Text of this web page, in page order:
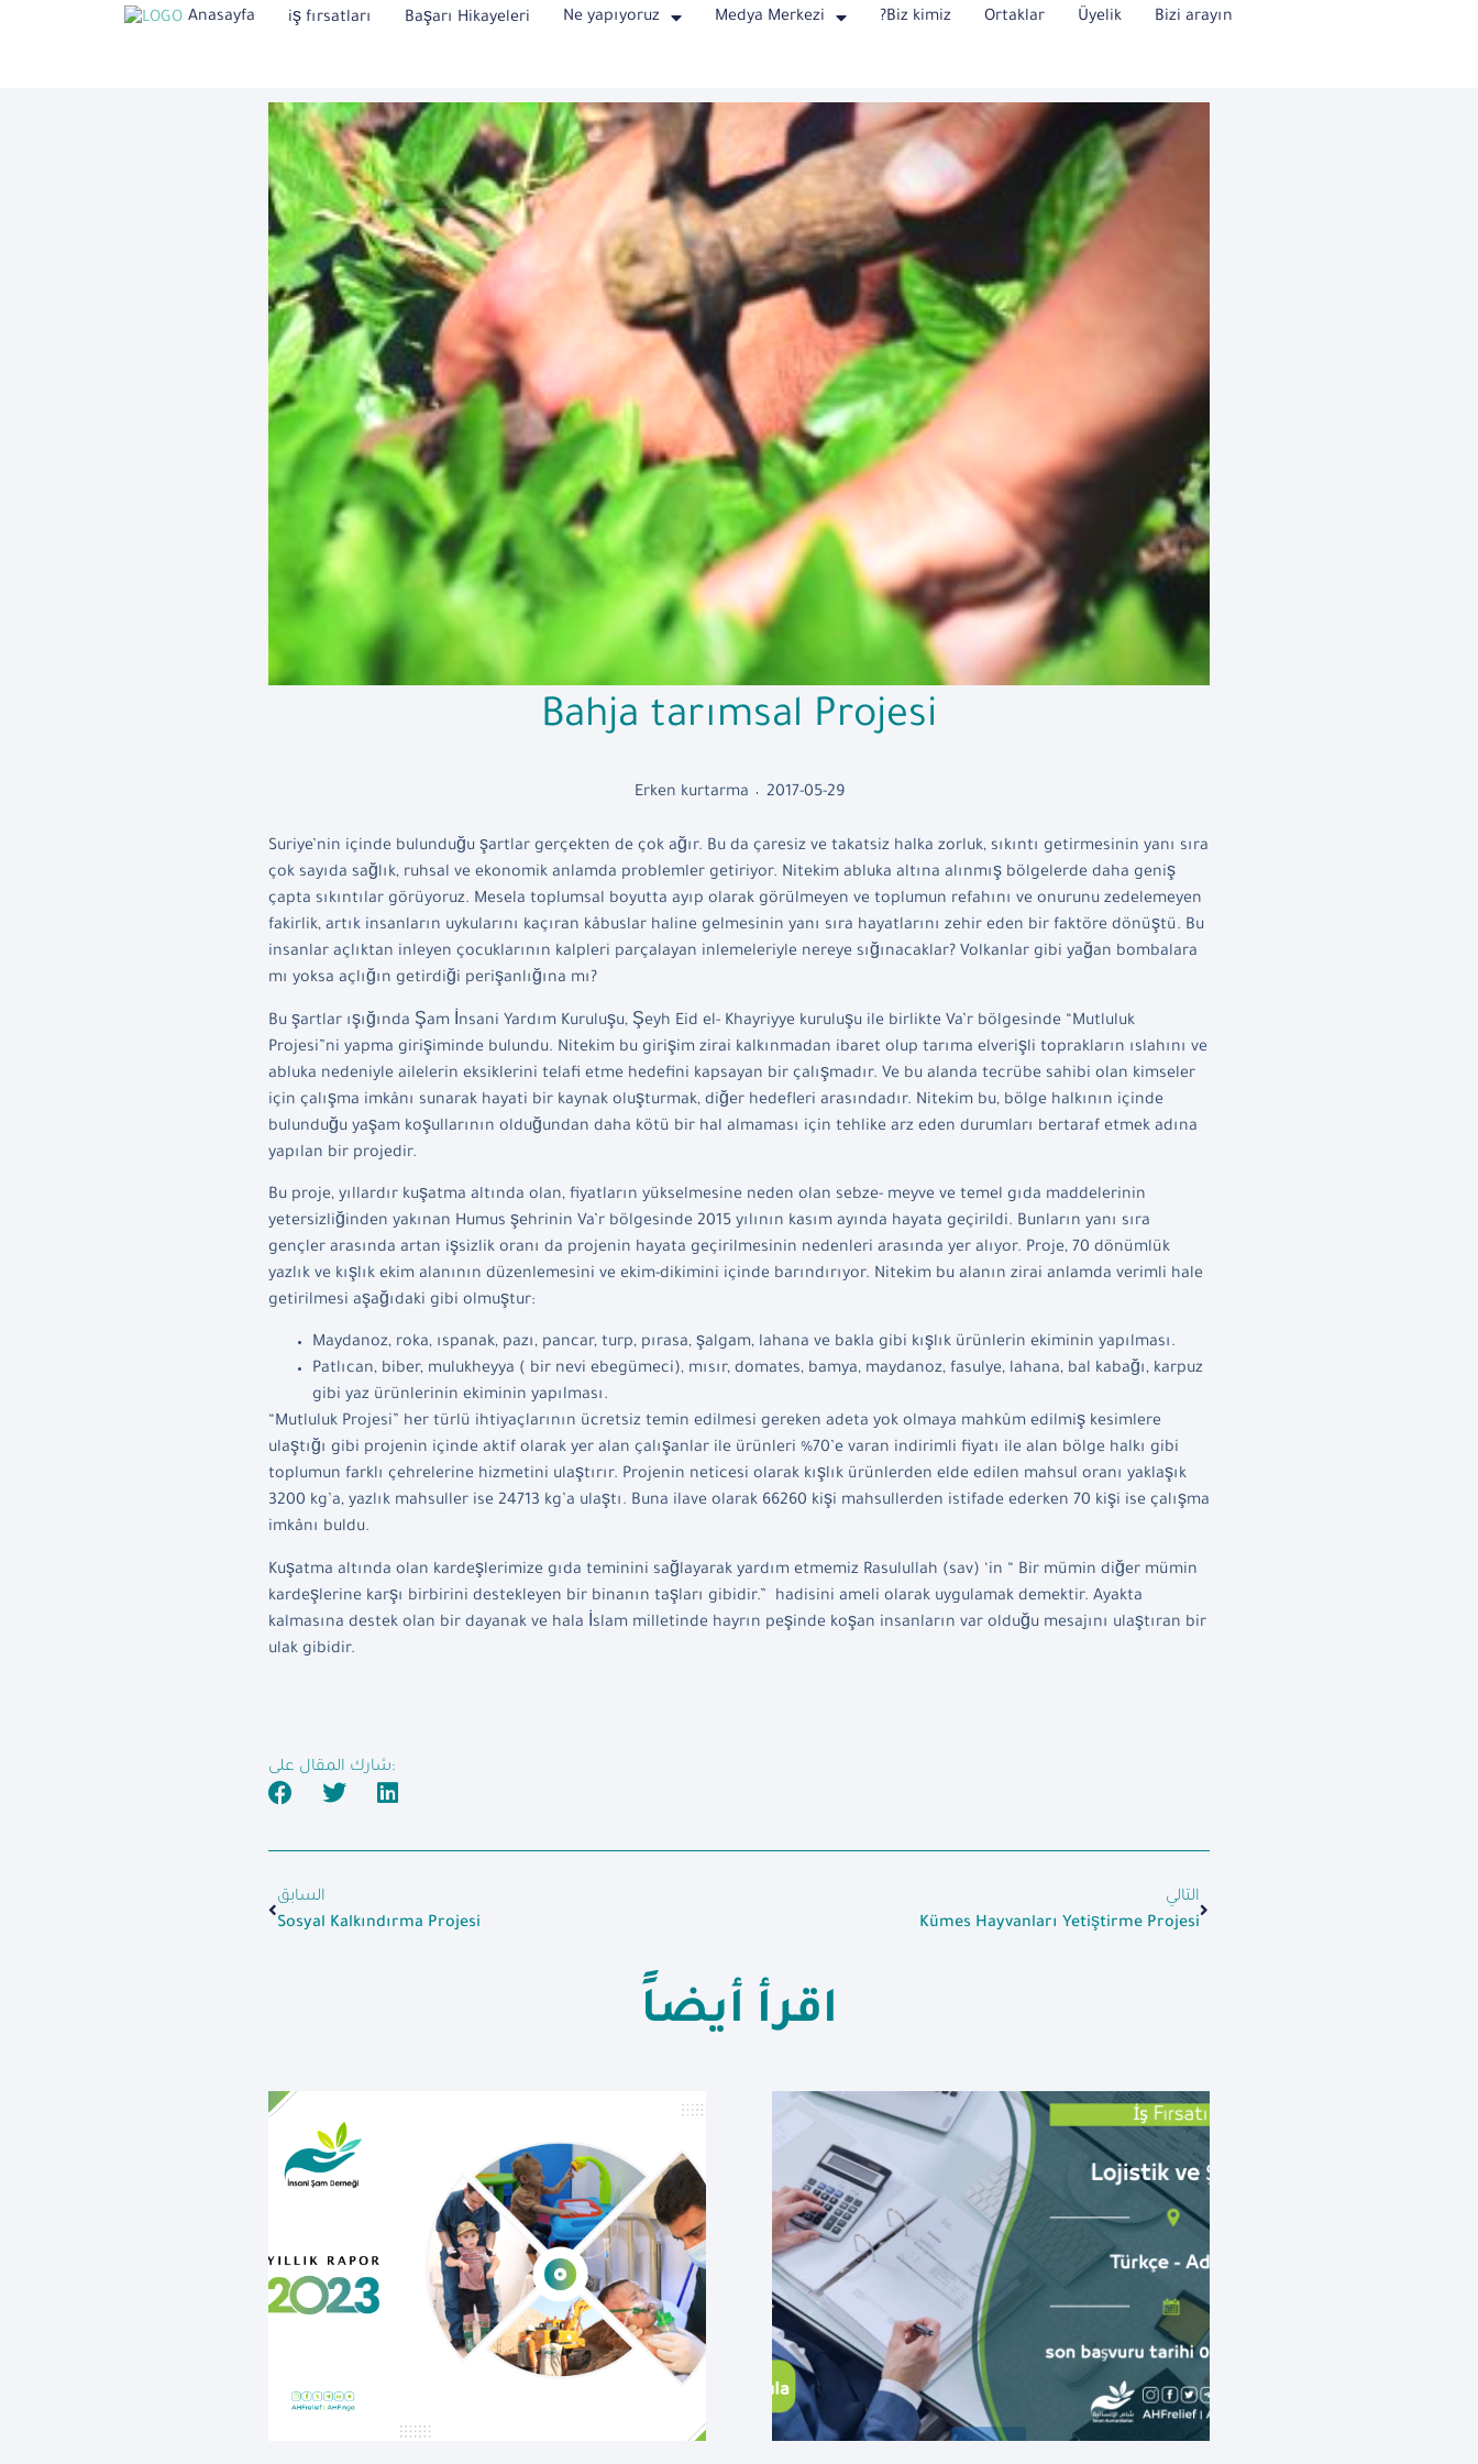
Anasayfa iş fırsatları Başarı Hikayeleri Ne yapıyoruz Medya Merkezi ?Biz kimiz Ortaklar Üyelik Bizi arayın
Bahja tarımsal Projesi
Erken kurtarma 2017-05-29
Suriye’nin içinde bulunduğu şartlar gerçekten de çok ağır. Bu da çaresiz ve takatsiz halka zorluk, sıkıntı getirmesinin yanı sıra
çok sayıda sağlık, ruhsal ve ekonomik anlamda problemler getiriyor. Nitekim abluka altına alınmış bölgelerde daha geniş
çapta sıkıntılar görüyoruz. Mesela toplumsal boyutta ayıp olarak görülmeyen ve toplumun refahını ve onurunu zedelemeyen
fakirlik, artık insanların uykularını kaçıran kâbuslar haline gelmesinin yanı sıra hayatlarını zehir eden bir faktöre dönüştü. Bu
insanlar açlıktan inleyen çocuklarının kalpleri parçalayan inlemeleriyle nereye sığınacaklar? Volkanlar gibi yağan bombalara
mı yoksa açlığın getirdiği perişanlığına mı?
Bu şartlar ışığında Şam İnsani Yardım Kuruluşu, Şeyh Eid el- Khayriyye kuruluşu ile birlikte Va’r bölgesinde “Mutluluk
Projesi”ni yapma girişiminde bulundu. Nitekim bu girişim zirai kalkınmadan ibaret olup tarıma elverişli toprakların ıslahını ve
abluka nedeniyle ailelerin eksiklerini telafi etme hedefini kapsayan bir çalışmadır. Ve bu alanda tecrübe sahibi olan kimseler
için çalışma imkânı sunarak hayati bir kaynak oluşturmak, diğer hedefleri arasındadır. Nitekim bu, bölge halkının içinde
bulunduğu yaşam koşullarının olduğundan daha kötü bir hal almaması için tehlike arz eden durumları bertaraf etmek adına
yapılan bir projedir.
Bu proje, yıllardır kuşatma altında olan, fiyatların yükselmesine neden olan sebze- meyve ve temel gıda maddelerinin
yetersizliğinden yakınan Humus şehrinin Va’r bölgesinde 2015 yılının kasım ayında hayata geçirildi. Bunların yanı sıra
gençler arasında artan işsizlik oranı da projenin hayata geçirilmesinin nedenleri arasında yer alıyor. Proje, 70 dönümlük
yazlık ve kışlık ekim alanının düzenlemesini ve ekim-dikimini içinde barındırıyor. Nitekim bu alanın zirai anlamda verimli hale
getirilmesi aşağıdaki gibi olmuştur:
Maydanoz, roka, ıspanak, pazı, pancar, turp, pırasa, şalgam, lahana ve bakla gibi kışlık ürünlerin ekiminin yapılması.
Patlıcan, biber, mulukheyya ( bir nevi ebegümeci), mısır, domates, bamya, maydanoz, fasulye, lahana, bal kabağı, karpuz
gibi yaz ürünlerinin ekiminin yapılması.
“Mutluluk Projesi” her türlü ihtiyaçlarının ücretsiz temin edilmesi gereken adeta yok olmaya mahkûm edilmiş kesimlere
ulaştığı gibi projenin içinde aktif olarak yer alan çalışanlar ile ürünleri %70’e varan indirimli fiyatı ile alan bölge halkı gibi
toplumun farklı çehrelerine hizmetini ulaştırır. Projenin neticesi olarak kışlık ürünlerden elde edilen mahsul oranı yaklaşık
3200 kg’a, yazlık mahsuller ise 24713 kg’a ulaştı. Buna ilave olarak 66260 kişi mahsullerden istifade ederken 70 kişi ise çalışma
imkânı buldu.
Kuşatma altında olan kardeşlerimize gıda teminini sağlayarak yardım etmemiz Rasulullah (sav) ‘in “ Bir mümin diğer mümin
kardeşlerine karşı birbirini destekleyen bir binanın taşları gibidir.” hadisini ameli olarak uygulamak demektir. Ayakta
kalmasına destek olan bir dayanak ve hala İslam milletinde hayrın peşinde koşan insanların var olduğu mesajını ulaştıran bir
ulak gibidir.
شارك المقال على:
السابق
Sosyal Kalkındırma Projesi
التالي
Kümes Hayvanları Yetiştirme Projesi
اقرأ أيضاً